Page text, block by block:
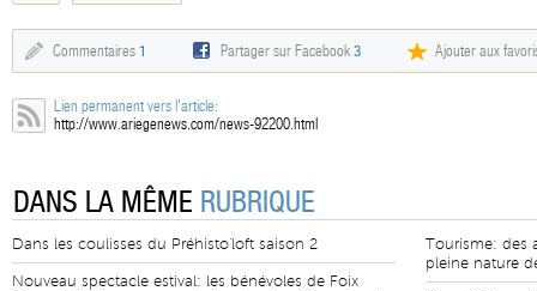
Commentaires 1 Partager sur Facebook3 Ajouter aux
Lien permanent vers l'article:
http://www.ariegenews.com/news-92200.html
DANS LA MÊME RUBRIQUE
Dans les coulisses du Préhisto'loft saison 2
Nouveau spectacle estival: les bénévoles de Foix
Tourisme: des
pleine nature